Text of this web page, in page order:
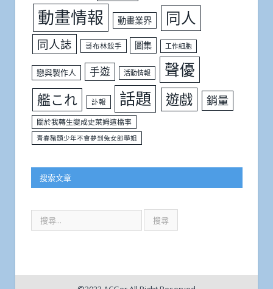
動畫情報 動畫業界 同人
同人誌 哥布林殺手 圖集 工作細胞
戀與製作人 手遊 活動情報 聲優
艦これ 訃報 話題 遊戲 銷量
關於我轉生變成史萊姆這檔事
青春豬頭少年不會夢到兔女郎學姐
搜索文章